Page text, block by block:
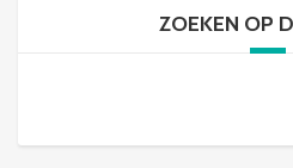
ZOEKEN OP